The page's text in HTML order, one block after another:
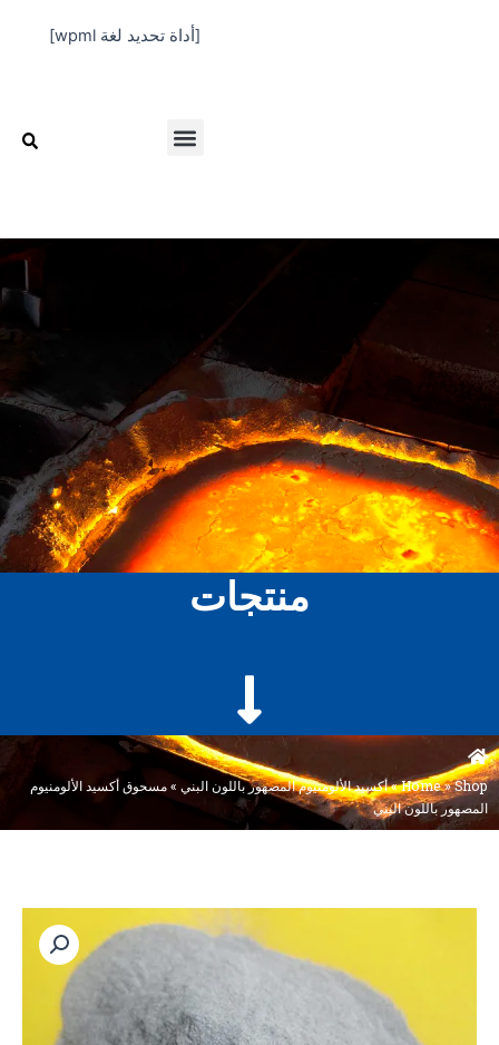
[أداة تحديد لغة wpml]
Menu
منتجات
Home»Shop
»أكسيد الألومنيوم المصهور باللون البني »مسحوق أكسيد الألومنيوم
المصهور باللون البني